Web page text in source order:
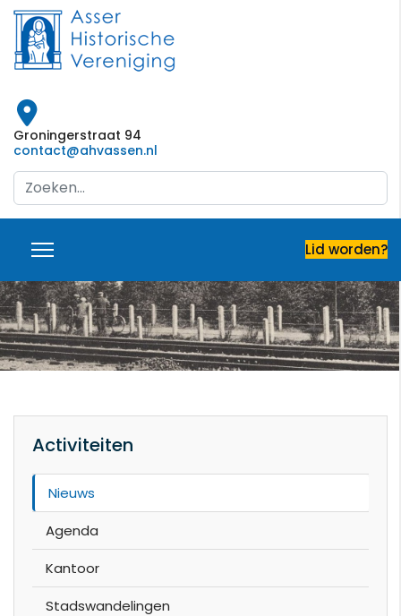
Groningerstraat 94
contact@ahvassen.nl
Search
...
Lid worden?
Activiteiten
Nieuws
Agenda
Kantoor
Stadswandelingen